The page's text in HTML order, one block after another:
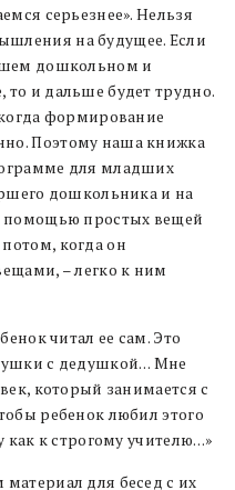
серьезнее». Нельзя
на будущее. Если
дошкольном и
и дальше будет трудно.
формирование
Поэтому наша книжка
для младших
дошкольника и на
помощью простых вещей
когда он
– легко к ним
читал ее сам. Это
с дедушкой… Мне
который занимается с
ребенок любил этого
как к строгому учителю…»
для бесед с их